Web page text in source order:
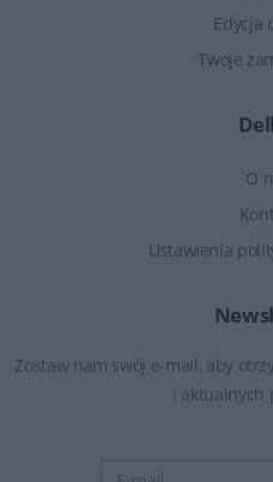
Edycja
Twoje
O
Ustawienia
Zostaw nam swój e-mail, aby
i aktualnych